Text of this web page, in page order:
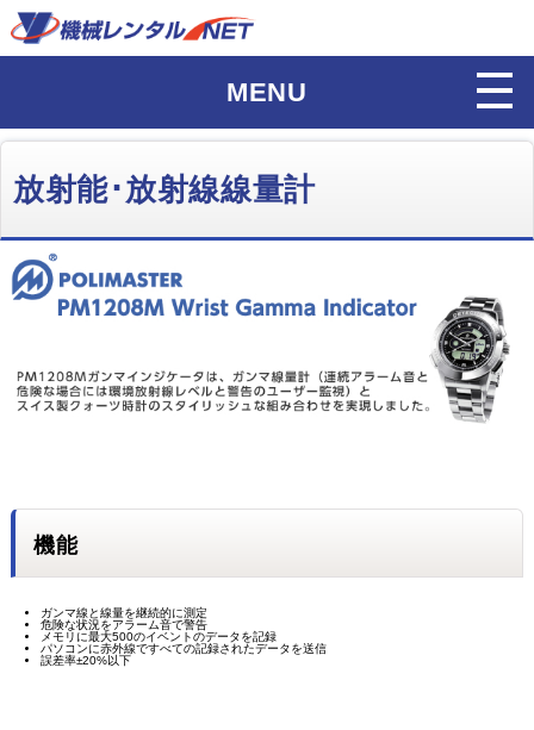
MENU
放射能･放射線線量計
機能
ガンマ線と線量を継続的に測定
危険な状況をアラーム音で警告
メモリに最大500のイベントのデータを記録
パソコンに赤外線ですべての記録されたデータを送信
誤差率±20%以下